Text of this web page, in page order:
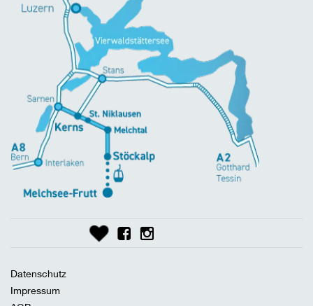
Datenschutz
Impressum